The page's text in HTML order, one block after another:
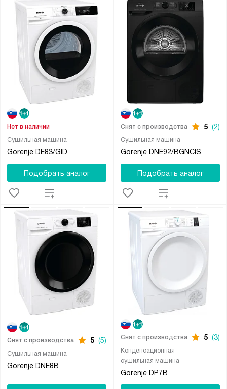
Сушильная машина
Gorenje DE83/GID
Нет в наличии
Подобрать аналог
Сушильная машина
Gorenje DNE92/BGNCIS
Снят с производства 5 (2)
Подобрать аналог
Сушильная машина
Gorenje DNE8B
Снят с производства 5 (5)
Конденсационная
сушильная машина
Gorenje DP7B
Снят с производства 5 (3)